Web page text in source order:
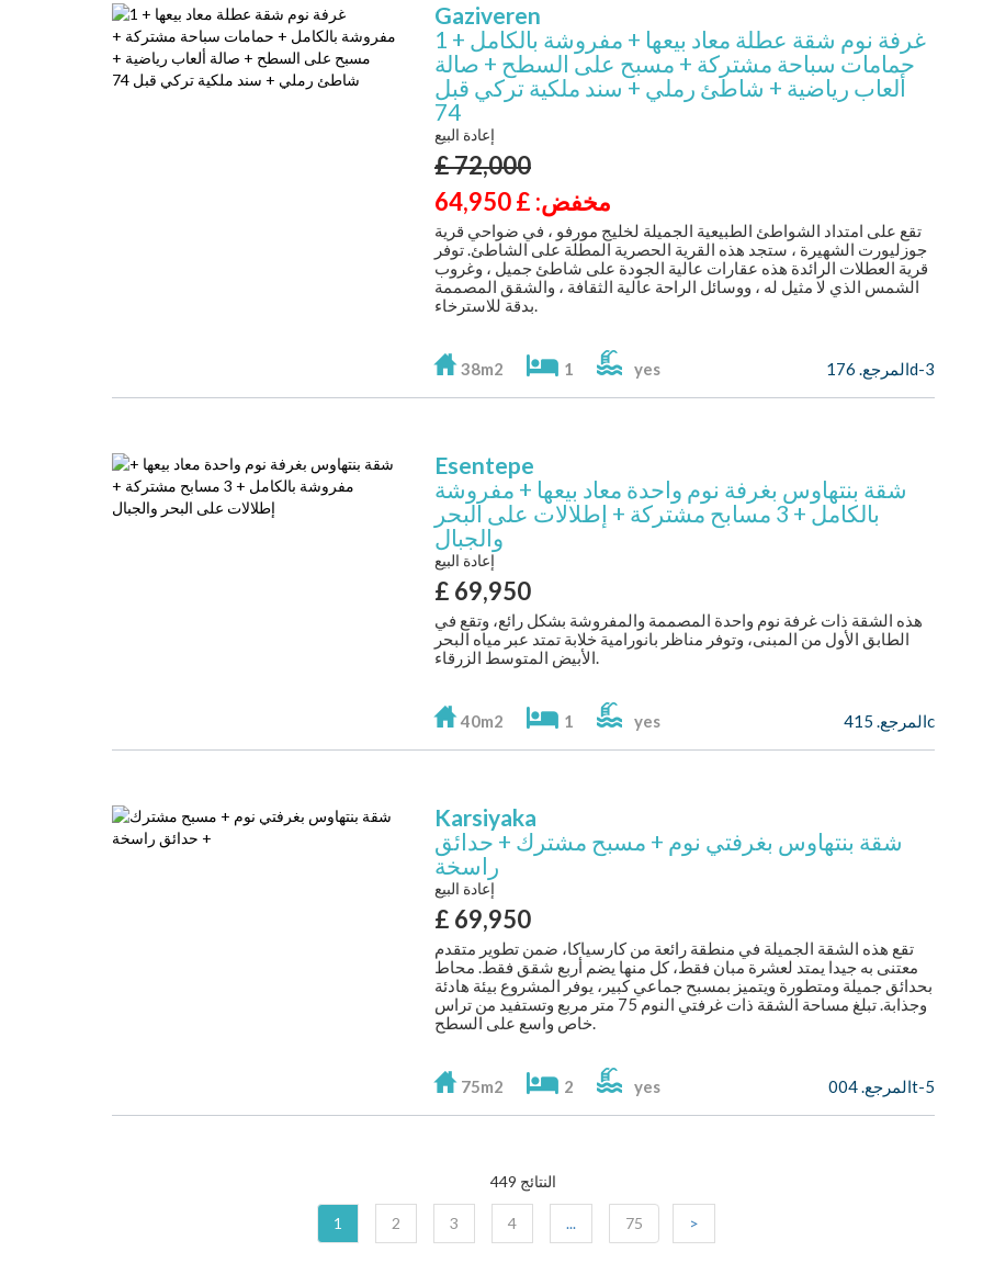
Gaziveren
1 غرفة نوم شقة عطلة معاد بيعها + مفروشة بالكامل +
حمامات سباحة مشتركة + مسبح على السطح + صالة
ألعاب رياضية + شاطئ رملي + سند ملكية تركي قبل
74
إعادة البيع
£72,000
مخفض: £64,950
تقع على امتداد الشواطئ الطبيعية الجميلة لخليج مورفو ، في ضواحي قرية
جوزليورت الشهيرة ، ستجد هذه القرية الحصرية المطلة على الشاطئ. توفر
قرية العطلات الرائدة هذه عقارات عالية الجودة على شاطئ جميل ، وغروب
الشمس الذي لا مثيل له ، ووسائل الراحة عالية الثقافة ، والشقق المصممة
بدقة للاسترخاء.
38m2 1 yes المرجع. 176d-3
Esentepe
شقة بنتهاوس بغرفة نوم واحدة معاد بيعها + مفروشة
بالكامل + 3 مسابح مشتركة + إطلالات على البحر
والجبال
إعادة البيع
£ 69,950
هذه الشقة ذات غرفة نوم واحدة المصممة والمفروشة بشكل رائع، وتقع في
الطابق الأول من المبنى، وتوفر مناظر بانورامية خلابة تمتد عبر مياه البحر
الأبيض المتوسط الزرقاء.
40m2 1 yes المرجع. 415c
Karsiyaka
شقة بنتهاوس بغرفتي نوم + مسبح مشترك + حدائق
راسخة
إعادة البيع
£ 69,950
تقع هذه الشقة الجميلة في منطقة رائعة من كارسياكا، ضمن تطوير متقدم
معتنى به جيدا يمتد لعشرة مبان فقط، كل منها يضم أربع شقق فقط. محاط
بحدائق جميلة ومتطورة ويتميز بمسبح جماعي كبير، يوفر المشروع بيئة هادئة
وجذابة. تبلغ مساحة الشقة ذات غرفتي النوم 75 متر مربع وتستفيد من تراس
خاص واسع على السطح.
75m2 2 yes المرجع. 004t-5
449 النتائج
1 2 3 4 ... 75 >